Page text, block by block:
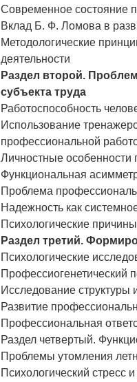
Современное состояние
Вклад Б. Ф. Ломова в
Методологические
деятельности
Раздел второй.
субъекта труда
Работоспособность
Использование
профессиональной
Личностные
Функциональная
Проблема
Надежность как
Психологические
Раздел третий.
Психологические
Профессиогенетический
Исследование структуры
Развитие
Профессиональная
Раздел четвертый.
Проблемы утомления
Психологический стресс